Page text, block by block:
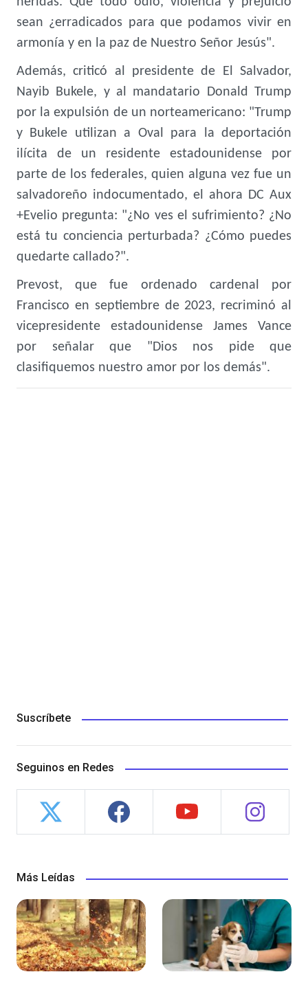
sean ¿erradicados para que podamos vivir en
armonía y en la paz de Nuestro Señor Jesús".
Además, criticó al presidente de El Salvador,
Nayib Bukele, y al mandatario Donald Trump
por la expulsión de un norteamericano: "Trump
y Bukele utilizan a Oval para la deportación
ilícita de un residente estadounidense por
parte de los federales, quien alguna vez fue un
salvadoreño indocumentado, el ahora DC Aux
+Evelio pregunta: "¿No ves el sufrimiento? ¿No
está tu conciencia perturbada? ¿Cómo puedes
quedarte callado?".
Prevost, que fue ordenado cardenal por
Francisco en septiembre de 2023, recriminó al
vicepresidente estadounidense James Vance
por señalar que "Dios nos pide que
clasifiquemos nuestro amor por los demás".
Suscríbete
Seguinos en Redes
Más Leídas